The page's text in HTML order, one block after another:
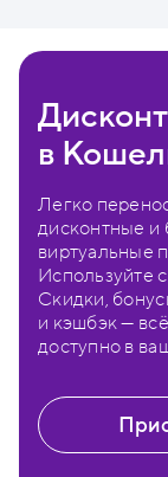
в
Легко
дисконтные и
виртуальные
Используйте
Скидки,
и кэшбэк —
доступно в